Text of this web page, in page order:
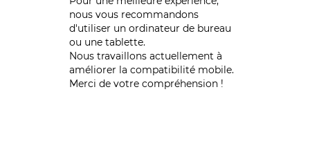
nous vous recommandons
d'utiliser un ordinateur de bureau
ou une tablette.
Nous travaillons actuellement à
améliorer la compatibilité mobile.
Merci de votre compréhension !